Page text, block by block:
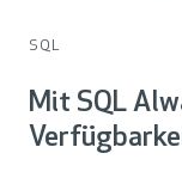
SQL
Mit SQL